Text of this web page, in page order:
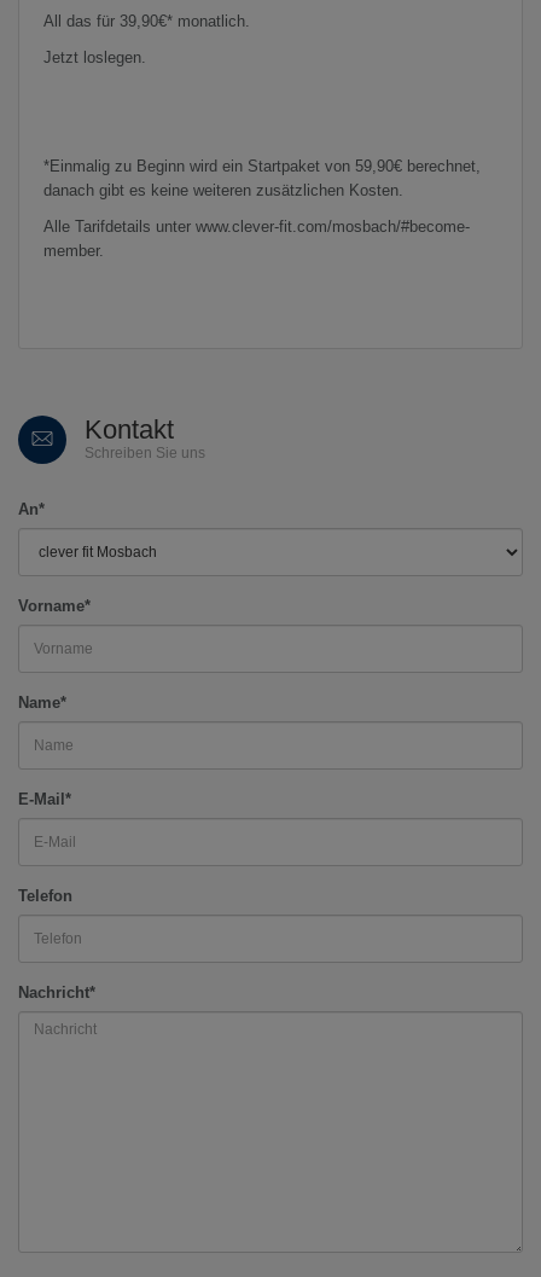
All das für 39,90€* monatlich.
Jetzt loslegen.
*Einmalig zu Beginn wird ein Startpaket von 59,90€ berechnet,
danach gibt es keine weiteren zusätzlichen Kosten.
Alle Tarifdetails unter www.clever-fit.com/mosbach/#become-
member.
Kontakt
Schreiben Sie uns
An*
Vorname*
Name*
E-Mail*
Telefon
Nachricht*